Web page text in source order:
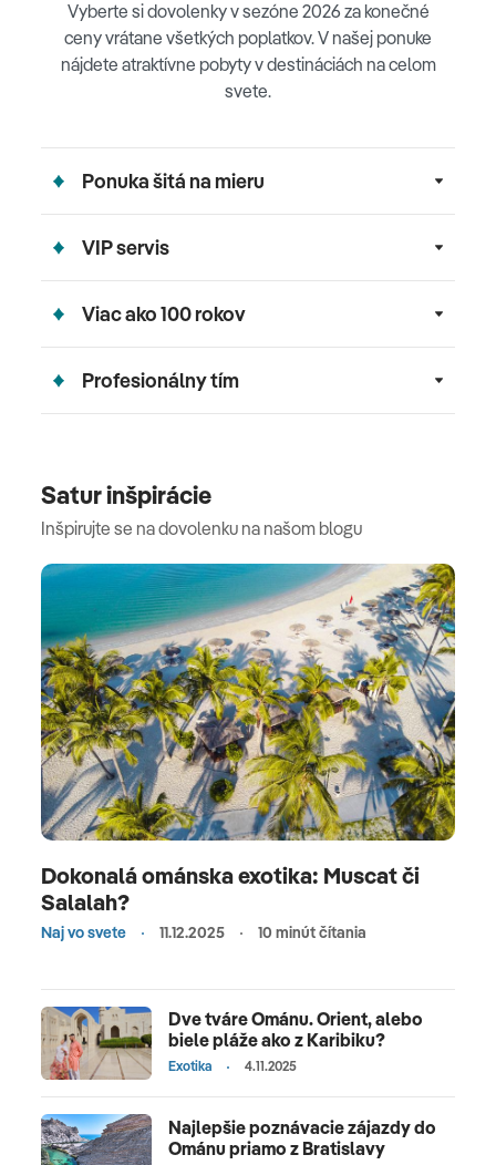
Vyberte si dovolenky v sezóne 2026 za konečné
ceny vrátane všetkých poplatkov. V našej ponuke
nájdete atraktívne pobyty v destináciách na celom
svete.
Ponuka šitá na mieru
VIP servis
Viac ako 100 rokov
Profesionálny tím
Satur inšpirácie
Inšpirujte se na dovolenku na našom blogu
Dokonalá ománska exotika: Muscat či
Salalah?
Naj vo svete 11.12.2025 10 minút čítania
Dve tváre Ománu. Orient, alebo
biele pláže ako z Karibiku?
Exotika 4.11.2025
Najlepšie poznávacie zájazdy do
Ománu priamo z Bratislavy